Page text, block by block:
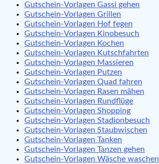
Gutschein-Vorlagen Gassi gehen
Gutschein-Vorlagen Grillen
Gutschein-Vorlagen Hof fegen
Gutschein-Vorlagen Kinobesuch
Gutschein-Vorlagen Kochen
Gutschein-Vorlagen Kutschfahrten
Gutschein-Vorlagen Massieren
Gutschein-Vorlagen Putzen
Gutschein-Vorlagen Quad fahren
Gutschein-Vorlagen Rasen mähen
Gutschein-Vorlagen Rundflüge
Gutschein-Vorlagen Shopping
Gutschein-Vorlagen Stadionbesuch
Gutschein-Vorlagen Staubwischen
Gutschein-Vorlagen Tanken
Gutschein-Vorlagen Tanzen gehen
Gutschein-Vorlagen Wäsche waschen